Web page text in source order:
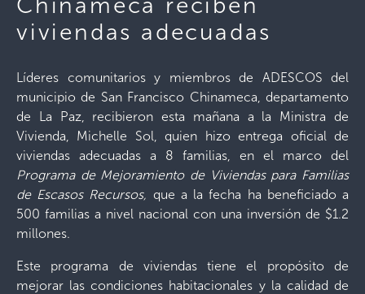
viviendas adecuadas
Líderes comunitarios y miembros de ADESCOS del
municipio de San Francisco Chinameca, departamento
de La Paz, recibieron esta mañana a la Ministra de
Vivienda, Michelle Sol, quien hizo entrega oficial de
viviendas adecuadas a 8 familias, en el marco del
Programa de Mejoramiento de Viviendas para Familias
de Escasos Recursos, que a la fecha ha beneficiado a
500 familias a nivel nacional con una inversión de $1.2
millones.
Este programa de viviendas tiene el propósito de
mejorar las condiciones habitacionales y la calidad de